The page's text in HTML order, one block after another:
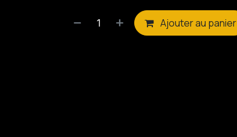
Ajouter au panier